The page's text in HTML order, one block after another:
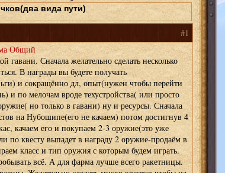
вида пути)
#1
Общий
гавани. Сначала желательно сделать несколько
В награды вы будете получать
и сокращённо дл, опыт(нужен чтобы перейти
и по мелочам вроде техустройства( или просто
но только в гавани) ну и ресурсы. Сначала
на Нубошипе(его не качаем) потом достигнув 4
качаем его и покупаем 2-3 оружие(это уже
по квесту выпадет в награду 2 оружие-продаём в
класс и тип оружия с которым будем играть.
всё. А для фарма лучше всего ракетницы.